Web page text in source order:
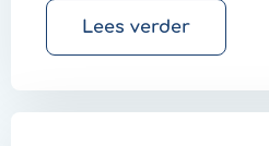
Lees verder